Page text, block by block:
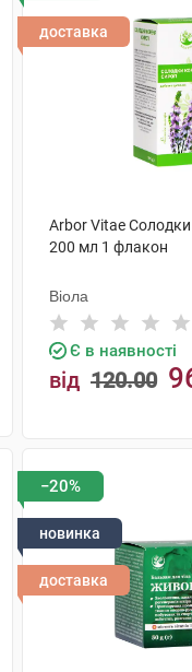
доставка
Arbor Vitae
200 мл 1 флакон
Віола
Є в наявності
від 120.00
−20%
новинка
доставка